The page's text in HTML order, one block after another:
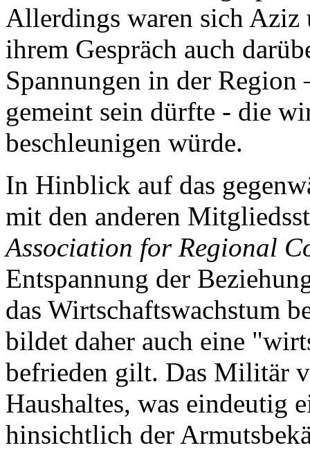
Allerdings waren sich
ihrem Gespräch auch
Spannungen in der
gemeint sein dürfte - die
beschleunigen würde.
In Hinblick auf das
mit den anderen
Association for Regional
Entspannung der
das Wirtschaftswachstum
bildet daher auch eine
befrieden gilt. Das Militär
Haushaltes, was eindeutig
hinsichtlich der